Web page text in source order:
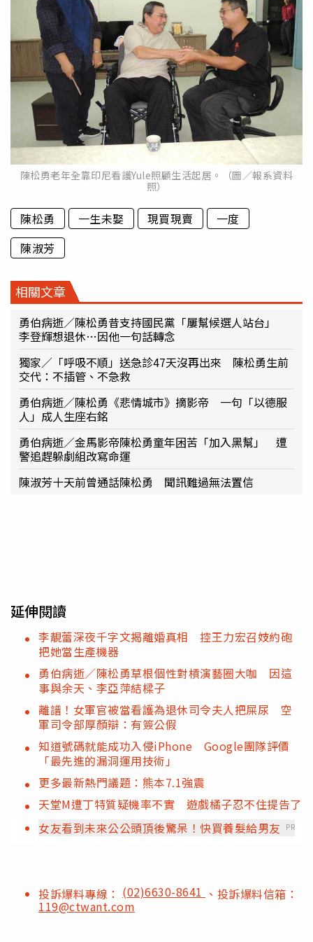
陳松勇老年全靠印尼看護Yule照顧生活起居。（圖／報系資料
照）
陳松勇 一生未娶 現買現賣
一度
陳淑芳
相關文章
勇伯病逝／陳松勇昔支持國民黨「屢幫候選人站台」
李登輝想退休…因他一句話轉念
獨家／「呼吸不順」送急診47天沒再出來 陳松勇生前
交代：不插管、不急救
勇伯病逝／陳松勇《悲情城市》摘影帝 一句「以德服
人」成人生座右銘
勇伯病逝／金馬影帝陳松勇童年困苦「加入黑幫」 遭
警追趕躲劇組改寫命運
陳淑芳十天前曾通話陳松勇 聞訊難過無法置信
延伸閱讀
李靚蕾深夜千字文揭離婚真相 控王力宏召妓約砲
把她當生產機器
勇伯病逝／陳松勇草根個性對槓演藝圈大咖 因這
事與余天、李亞萍結樑子
離譜！女軍官被當看護為退休司令夫人把屎尿 空
軍司令部厚顏辯：有簽公假
知道號碼就能成功入侵iPhone Google團隊評價
「最先進的漏洞運用技術」
更多最新熱門議題：熊本7.1強震
天堂M遭丁特質疑機率不實 遊戲橘子忍不住提告了
女友看到未來公公頭頂後驚呆！快買養髮給男友
PR
投訴爆料專線： (02)6630-8641 、投訴爆料信箱：
119@ctwant.com